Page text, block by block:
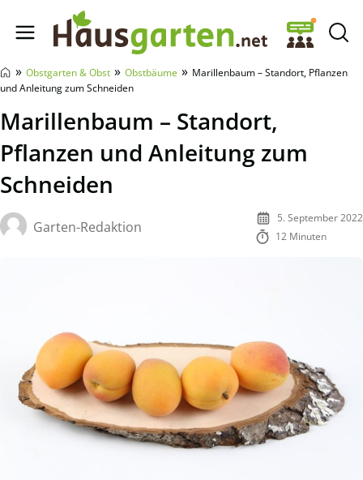
Hausgarten.net
» Obstgarten & Obst » Obstbäume » Marillenbaum – Standort, Pflanzen
und Anleitung zum Schneiden
Marillenbaum – Standort,
Pflanzen und Anleitung zum
Schneiden
Garten-Redaktion
5. September 2022
12 Minuten